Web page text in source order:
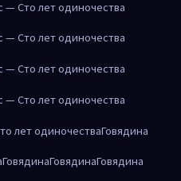
— Сто лет одиночества
— Сто лет одиночества
— Сто лет одиночества
— Сто лет одиночества
лет одиночестваГовядина
ГовядинаГовядинаГовядина